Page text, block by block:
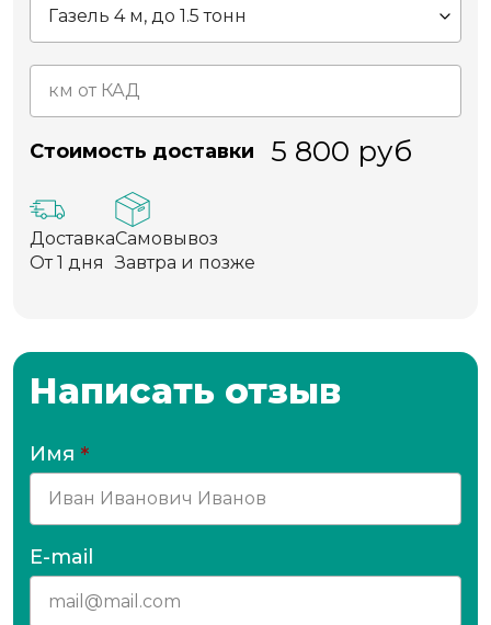
Стоимость доставки 5 800 руб
Доставка
От 1 дня
Самовывоз
Завтра и позже
Написать отзыв
Имя *
E-mail